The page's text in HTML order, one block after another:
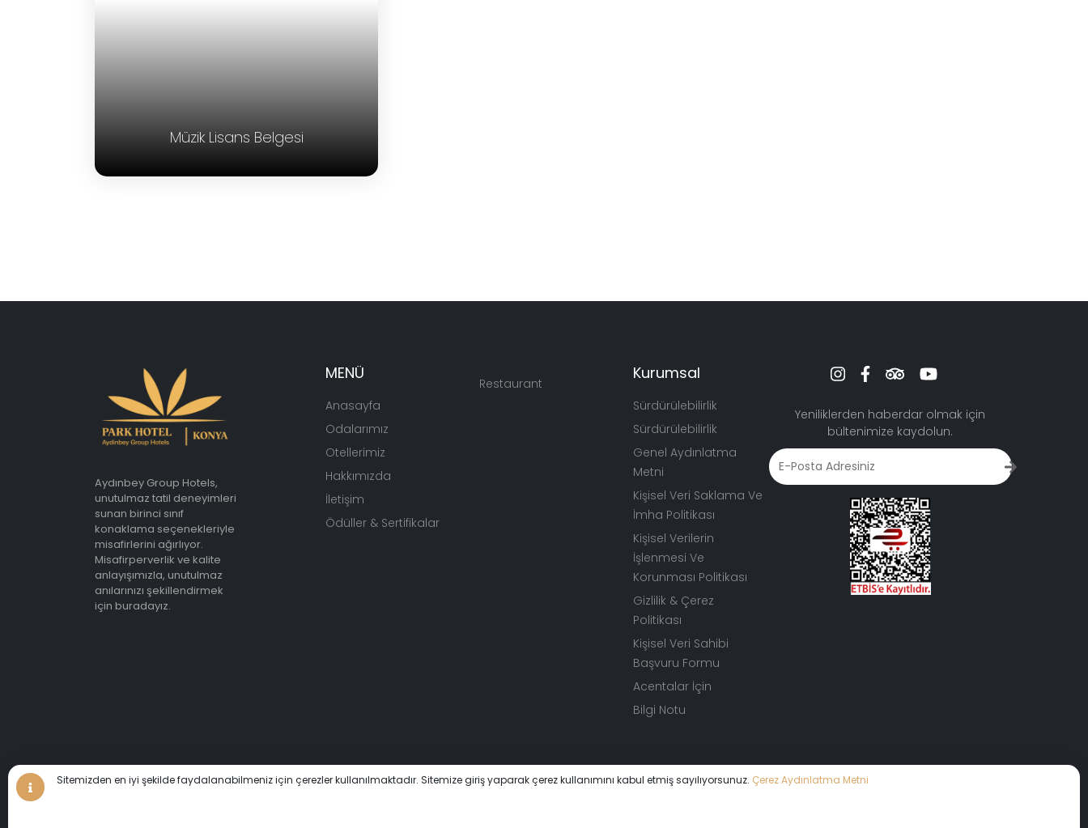
Sitemizden en iyi şekilde faydalanabilmeniz için çerezler kullanılmaktadır. Sitemize giriş yaparak çerez kullanımını kabul etmiş sayılıyorsunuz. Çerez Aydınlatma Metni
Müzik Lisans Belgesi
Aydınbey Group Hotels,
unutulmaz tatil deneyimleri
sunan birinci sınıf
konaklama seçenekleriyle
misafirlerini ağırlıyor.
Misafirperverlik ve kalite
anlayışımızla, unutulmaz
anılarınızı şekillendirmek
için buradayız.
MENÜ
Anasayfa
Odalarımız
Otellerimiz
Hakkımızda
İletişim
Ödüller & Sertifikalar
Restaurant
Kurumsal
Sürdürülebilirlik
Sürdürülebilirlik
Genel Aydınlatma
Metni
Kişisel Veri Saklama Ve
İmha Politikası
Kişisel Verilerin
İşlenmesi Ve
Korunması Politikası
Gizlilik & Çerez
Politikası
Kişisel Veri Sahibi
Başvuru Formu
Acentalar İçin
Bilgi Notu
Yeniliklerden haberdar olmak için
bültenimize kaydolun.